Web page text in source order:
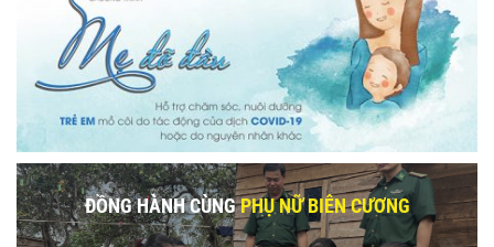
ĐỒNG HÀNH CÙNGPHỤ NỮ BIÊN CƯƠNG